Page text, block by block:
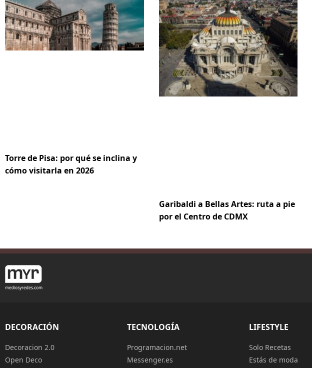
Torre de Pisa: por qué se inclina y
cómo visitarla en 2026
Garibaldi a Bellas Artes: ruta a pie
por el Centro de CDMX
DECORACIÓN
Decoracion 2.0
Open Deco
TECNOLOGÍA
Programacion.net
Messenger.es
LIFESTYLE
Solo Recetas
Estás de moda